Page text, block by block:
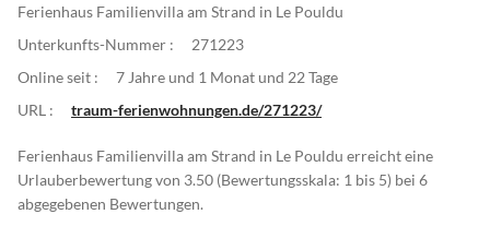
Ferienhaus Familienvilla am Strand in Le Pouldu
Unterkunfts-Nummer :
271223
Online seit :
7 Jahre und 1 Monat und 22 Tage
URL :
traum-ferienwohnungen.de/271223/
Ferienhaus Familienvilla am Strand in Le Pouldu erreicht eine
Urlauberbewertung von 3.50 (Bewertungsskala: 1 bis 5) bei 6
abgegebenen Bewertungen.